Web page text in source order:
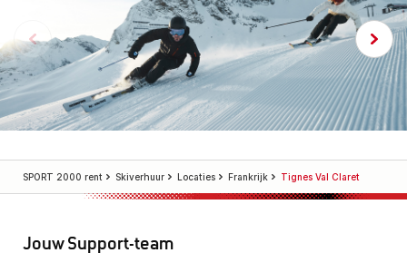
SPORT 2000 rent Skiverhuur Locaties Frankrijk Tignes Val Claret
Jouw Support-team